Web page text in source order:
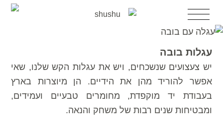
דלג
לניווט
לדלג
לתוכן
תפריט
עריסות מעוצבות למכירה
השכרת עריסה לאירוע
עריסה יד2
עגלות בובה
אקססוריז
עגלות בובה
יש צעצועים שנשכחים, ויש את עגלות הקש שלנו, שאי
אפשר להוריד מהן את הידיים. הן מיוצרות בארץ
בעבודת יד מוקפדת, מחומרים טבעיים ועמידים,
ומבטיחות שנים רבות של משחק והנאה.